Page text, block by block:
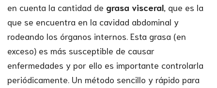
en cuenta la cantidad de grasa visceral , que es la
que se encuentra en la cavidad abdominal y
rodeando los órganos internos. Esta grasa (en
exceso) es más susceptible de causar
enfermedades y por ello es importante controlarla
periódicamente. Un método sencillo y rápido para